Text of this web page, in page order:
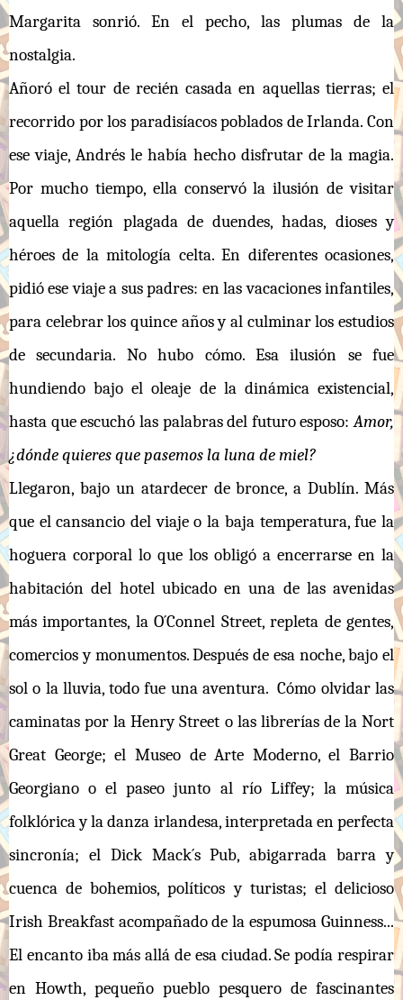
Margarita sonrió. En el pecho, las plumas de la
nostalgia.
Añoró el tour de recién casada en aquellas tierras; el
recorrido por los paradisíacos poblados de Irlanda. Con
ese viaje, Andrés le había hecho disfrutar de la magia.
Por mucho tiempo, ella conservó la ilusión de visitar
aquella región plagada de duendes, hadas, dioses y
héroes de la mitología celta. En diferentes ocasiones,
pidió ese viaje a sus padres: en las vacaciones infantiles,
para celebrar los quince años y al culminar los estudios
de secundaria. No hubo cómo. Esa ilusión se fue
hundiendo bajo el oleaje de la dinámica existencial,
hasta que escuchó las palabras del futuro esposo:Amor,
¿dónde quieres que pasemos la luna de miel?
Llegaron, bajo un atardecer de bronce, a Dublín. Más
que el cansancio del viaje o la baja temperatura, fue la
hoguera corporal lo que los obligó a encerrarse en la
habitación del hotel ubicado en una de las avenidas
más importantes, la O´Connel Street, repleta de gentes,
comercios y monumentos. Después de esa noche, bajo el
sol o la lluvia, todo fue una aventura. Cómo olvidar las
caminatas por la Henry Street o las librerías de la Nort
Great George; el Museo de Arte Moderno, el Barrio
Georgiano o el paseo junto al río Liffey; la música
folklórica y la danza irlandesa, interpretada en perfecta
sincronía; el Dick Mack´s Pub, abigarrada barra y
cuenca de bohemios, políticos y turistas; el delicioso
Irish Breakfast acompañado de la espumosa Guinness...
El encanto iba más allá de esa ciudad. Se podía respirar
en Howth, pequeño pueblo pesquero de fascinantes